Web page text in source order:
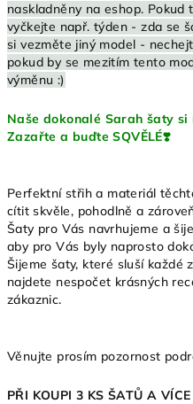
naskladněny na eshop.
vyčkejte např. týden - zda se
si vezměte jiný model -
pokud by se mezitím tento
výměnu :)
Naše dokonalé Sarah šaty
Zazařte a buďte SQVĚLÉ❣️
Perfektní střih a materiál
cítit skvěle, pohodlně a
Šaty pro Vás navrhujeme a
aby pro Vás byly naprosto
Šijeme šaty, které sluší každé
najdete nespočet krásných
zákaznic.
Věnujte prosím pozornost
PŘI KOUPI 3 KS ŠATŮ A